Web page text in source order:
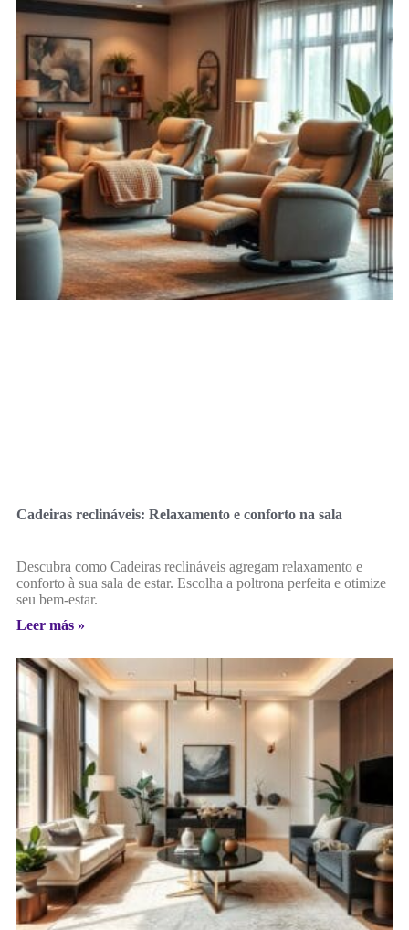
Cadeiras reclináveis: Relaxamento e conforto na sala
Descubra como Cadeiras reclináveis agregam relaxamento e
conforto à sua sala de estar. Escolha a poltrona perfeita e otimize
seu bem-estar.
Leer más »